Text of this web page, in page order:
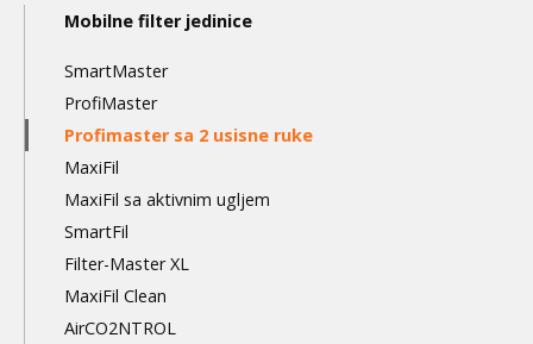
Main
navigation
3nd
level
Mobilne filter jedinice
SmartMaster
ProfiMaster
Profimaster sa 2 usisne ruke
MaxiFil
MaxiFil sa aktivnim ugljem
SmartFil
Filter-Master XL
MaxiFil Clean
AirCO2NTROL